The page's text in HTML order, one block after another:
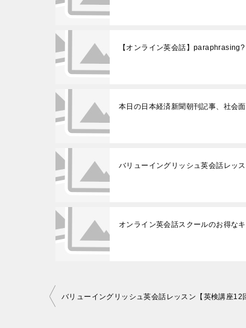
【オンライン英会話】
本日の日本経済新聞朝刊記事、社会
バリューイングリッシュ英会話レッ
オンライン英会話スクールのお得なキ
投バリューイングリッシュ英会話レッスン【英検講座12